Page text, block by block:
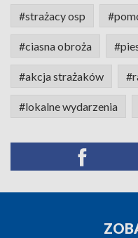
#strażacy osp
#ciasna obroża
#akcja strażaków
#lokalne wydarzenia